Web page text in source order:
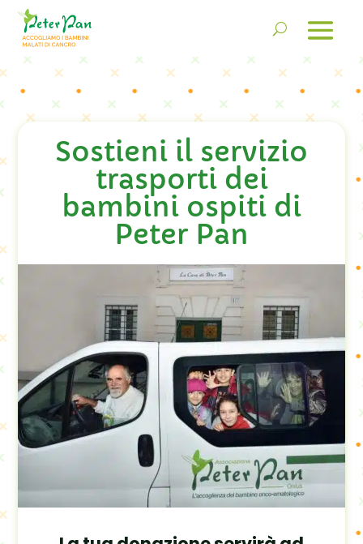
Sostieni il servizio
trasporti dei
bambini ospiti di
Peter Pan